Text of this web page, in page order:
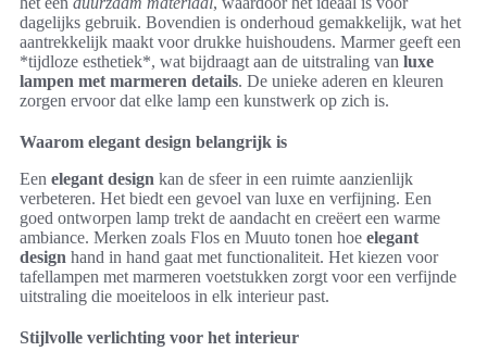
dagelijks gebruik. Bovendien is onderhoud gemakkelijk, wat het
aantrekkelijk maakt voor drukke huishoudens. Marmer geeft een
*tijdloze esthetiek*, wat bijdraagt aan de uitstraling van luxe
lampen met marmeren details. De unieke aderen en kleuren
zorgen ervoor dat elke lamp een kunstwerk op zich is.
Waarom elegant design belangrijk is
Een elegant design kan de sfeer in een ruimte aanzienlijk
verbeteren. Het biedt een gevoel van luxe en verfijning. Een
goed ontworpen lamp trekt de aandacht en creëert een warme
ambiance. Merken zoals Flos en Muuto tonen hoe elegant
design hand in hand gaat met functionaliteit. Het kiezen voor
tafellampen met marmeren voetstukken zorgt voor een verfijnde
uitstraling die moeiteloos in elk interieur past.
Stijlvolle verlichting voor het interieur